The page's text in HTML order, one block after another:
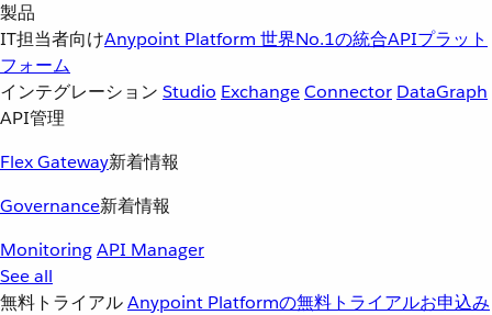
製品
IT担当者向けAnypoint Platform 世界No.1の統合APIプラット
フォーム
インテグレーション Studio ExchangeConnector DataGraph
API管理
Flex Gateway新着情報
Governance新着情報
MonitoringAPI Manager
See all
無料トライアルAnypoint Platformの無料トライアルお申込み